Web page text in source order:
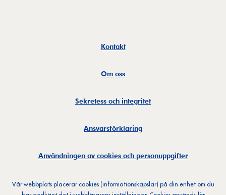
Kontakt
Om oss
Sekretess och integritet
Ansvarsförklaring
Användningen av cookies och personuppgifter
Vår webbplats placerar cookies (informationskapslar) på din enhet om du